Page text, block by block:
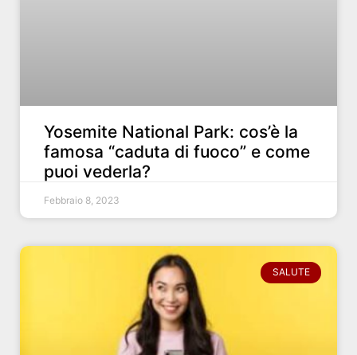
Yosemite National Park: cos’è la
famosa “caduta di fuoco” e come
puoi vederla?
Febbraio 8, 2023
SALUTE